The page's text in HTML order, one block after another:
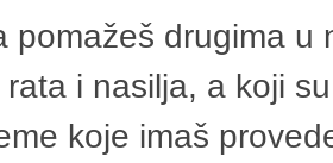
pomažeš drugima
i nasilja, a koji
koje imaš